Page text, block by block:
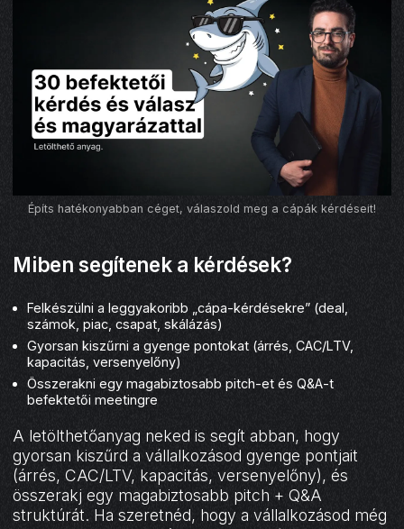
Építs hatékonyabban céget, válaszold meg a cápák kérdéseit!
Miben segítenek a kérdések?
Felkészülni a leggyakoribb „cápa-kérdésekre” (deal,
számok, piac, csapat, skálázás)
Gyorsan kiszűrni a gyenge pontokat (árrés, CAC/LTV,
kapacitás, versenyelőny)
Összerakni egy magabiztosabb pitch-et és Q&A-t
befektetői meetingre
A letölthetőanyag neked is segít abban, hogy
gyorsan kiszűrd a vállalkozásod gyenge pontjait
(árrés, CAC/LTV, kapacitás, versenyelőny), és
összerakj egy magabiztosabb pitch + Q&A
struktúrát. Ha szeretnéd, hogy a vállalkozásod még